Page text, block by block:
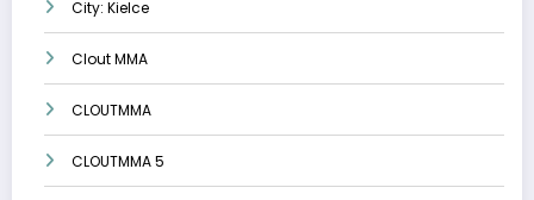
City: Kielce
Clout MMA
CLOUTMMA
CLOUTMMA 5